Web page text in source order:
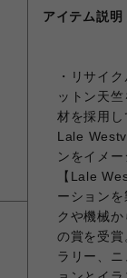
アイテム説明
・リサイ
ットン天
材を採用
Lale
ンをイメ
【Lale
ーション
クや機械
の賞を受
ラリー、